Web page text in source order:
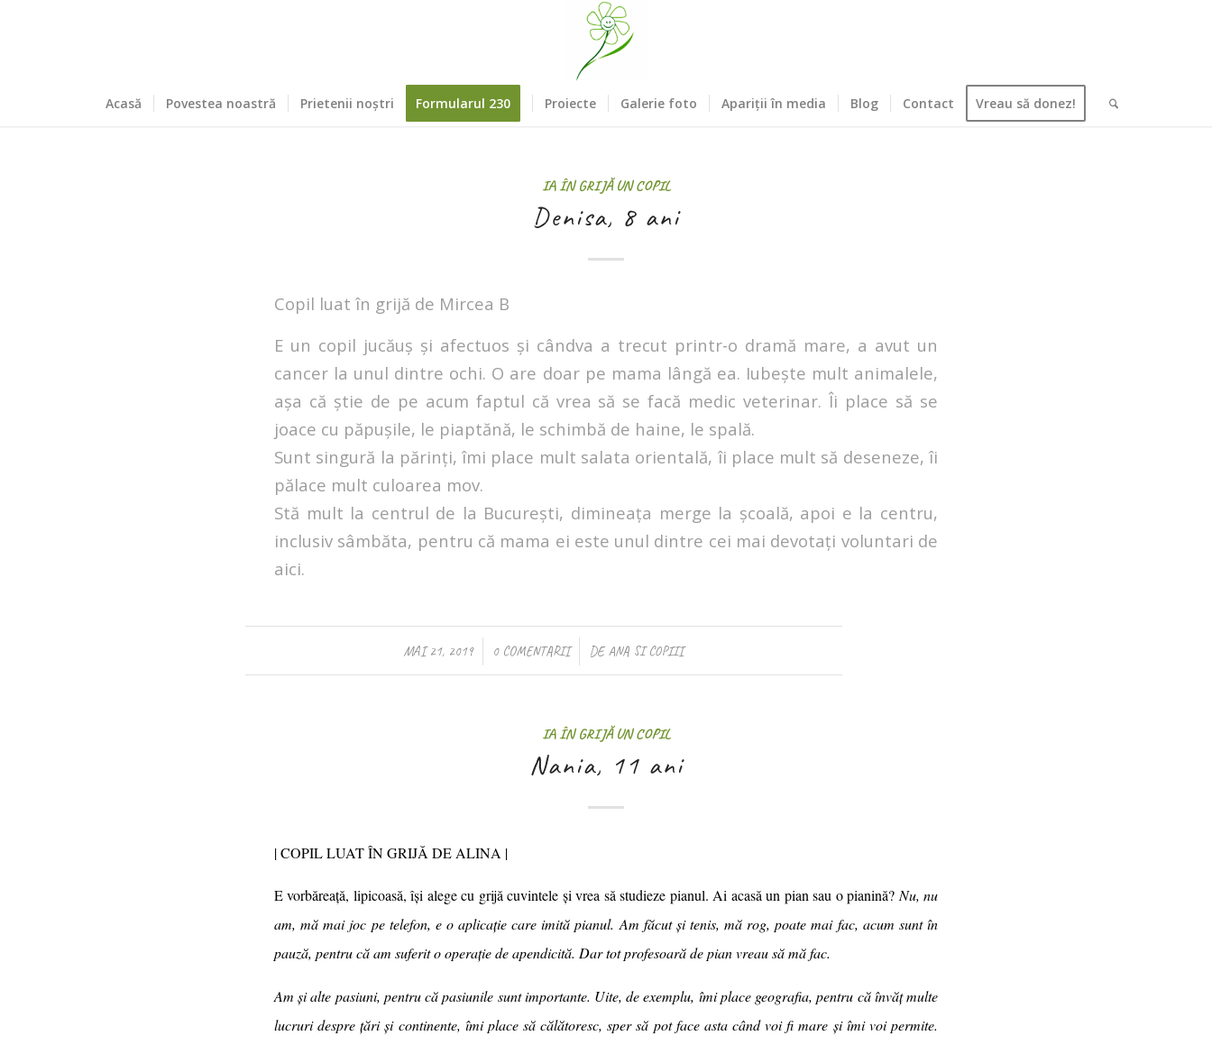
Acasă Povestea noastră Prietenii noștri Formularul 230 Proiecte Galerie foto Apariții în media Blog Contact Vreau să donez!
IA ÎN GRIJĂ UN COPIL
Denisa, 8 ani
Copil luat în grijă de Mircea B
E un copil jucăuș și afectuos și cândva a trecut printr-o dramă mare, a avut un
cancer la unul dintre ochi. O are doar pe mama lângă ea. Iubește mult animalele,
așa că știe de pe acum faptul că vrea să se facă medic veterinar. Îi place să se
joace cu păpușile, le piaptănă, le schimbă de haine, le spală.
Sunt singură la părinți, îmi place mult salata orientală, îi place mult să deseneze, îi
pălace mult culoarea mov.
Stă mult la centrul de la București, dimineața merge la școală, apoi e la centru,
inclusiv sâmbăta, pentru că mama ei este unul dintre cei mai devotați voluntari de
aici.
MAI 21, 2019
/ 0 COMENTARII
/ DE ANA SI COPIII
IA ÎN GRIJĂ UN COPIL
Nania, 11 ani
| COPIL LUAT ÎN GRIJĂ DE ALINA |
E vorbăreață, lipicoasă, își alege cu grijă cuvintele și vrea să studieze pianul. Ai acasă un pian sau o pianină? Nu, nu
am, mă mai joc pe telefon, e o aplicație care imită pianul. Am făcut și tenis, mă rog, poate mai fac, acum sunt în
pauză, pentru că am suferit o operație de apendicită. Dar tot profesoară de pian vreau să mă fac.
Am și alte pasiuni, pentru că pasiunile sunt importante. Uite, de exemplu, îmi place geografia, pentru că învăț multe
lucruri despre țări și continente, îmi place să călătoresc, sper să pot face asta când voi fi mare și îmi voi permite.